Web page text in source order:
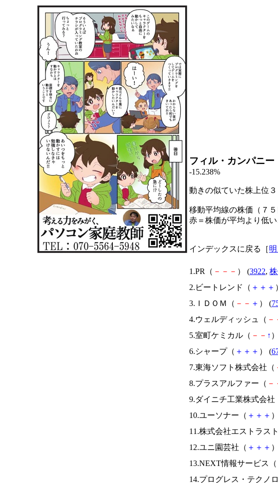
フィル・カンパニー
-15.238%
動きの似ていた株上位
移動平均線の株価（７
赤＝株価が平均より低
インデックスに戻る［
1.PR（ － － － ） (3922,
2.ビートレンド（ ＋ ＋ ＋
3.ＩＤＯＭ（ － － ＋ ） (
4.ウェルディッシュ（ －
5.室町ケミカル（ － － ↑
6.シャープ（ ＋ ＋ ＋ ） (
7.東海ソフト株式会社（
8.プラスアルファー（ －
9.ダイニチ工業株式会社
10.ユーソナー（ ＋ ＋ ＋
11.株式会社エストラス
12.ユニ園芸社（ ＋ ＋ ＋
13.NEXT情報サービス（
14.プログレス・テクノ